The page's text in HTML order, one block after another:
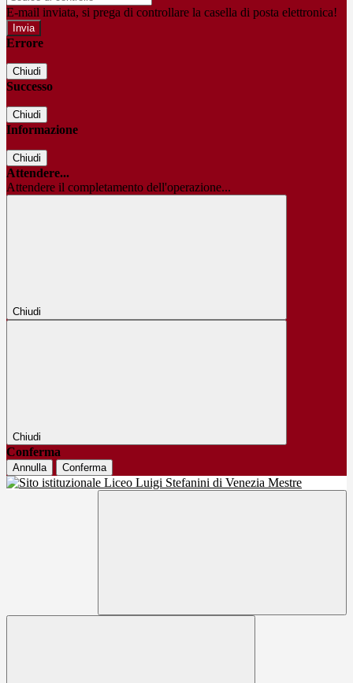
E-mail inviata, si prega di controllare la casella di posta elettronica!
Errore
Chiudi
Successo
Chiudi
Informazione
Chiudi
Attendere...
Attendere il completamento dell'operazione...
Chiudi
Chiudi
Conferma
Annulla Conferma